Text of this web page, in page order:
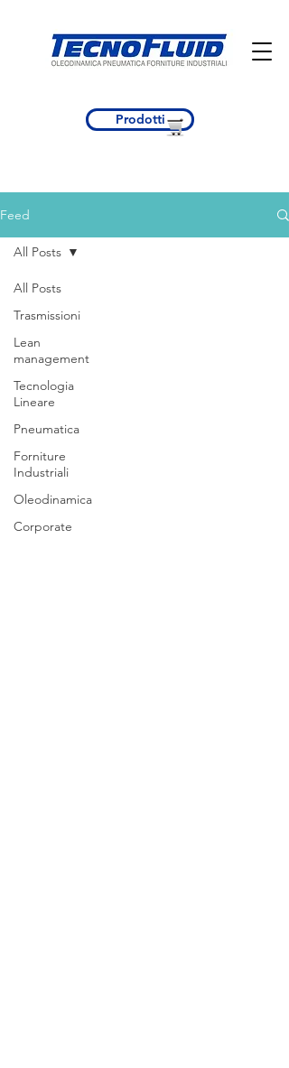
Prodotti
Feed
All Posts
Trasmissioni
Lean
management
Tecnologia
Lineare
Pneumatica
Forniture
Industriali
Oleodinamica
Corporate
All Posts